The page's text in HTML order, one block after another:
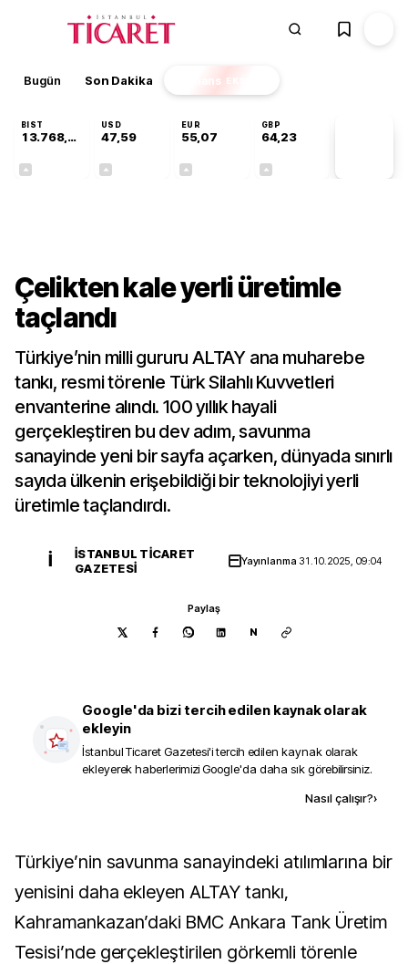
Bugün Son Dakika Finans EKSTRA
BIST
13.768,80
USD
47,59
EUR
55,07
GBP
64,23
Çelikten kale yerli üretimle
taçlandı
Türkiye’nin milli gururu ALTAY ana muharebe
tankı, resmi törenle Türk Silahlı Kuvvetleri
envanterine alındı. 100 yıllık hayali
gerçekleştiren bu dev adım, savunma
sanayinde yeni bir sayfa açarken, dünyada sınırlı
sayıda ülkenin erişebildiği bir teknolojiyi yerli
üretimle taçlandırdı.
İ
İSTANBUL TICARET
GAZETESI
Yayınlanma 31.10.2025, 09:04
Paylaş
N
Google'da bizi tercih edilen kaynak olarak
ekleyin
İstanbul Ticaret Gazetesi'i tercih edilen kaynak olarak
ekleyerek haberlerimizi Google'da daha sık görebilirsiniz.
Nasıl çalışır?›
Türkiye’nin savunma sanayindeki atılımlarına bir
yenisini daha ekleyen ALTAY tankı,
Kahramankazan’daki BMC Ankara Tank Üretim
Tesisi’nde gerçekleştirilen görkemli törenle